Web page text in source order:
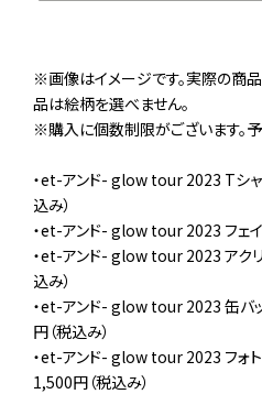
※画像はイメージです。実際の商
品は絵柄を選べません。
※購入に個数制限がございます。予
・et-アンド- glow tour 2023 Tシャ
込み）
・et-アンド- glow tour 2023 フェ
・et-アンド- glow tour 2023 アク
込み）
・et-アンド- glow tour 2023 缶バ
円（税込み）
・et-アンド- glow tour 2023 フォト
1,500円（税込み）